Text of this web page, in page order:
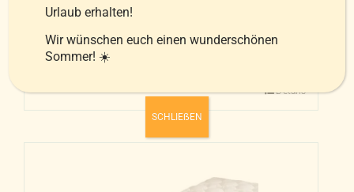
inkl. MwSt.
zzgl.Versandkosten
Dieses
Produkt
Details
Urlaub erhalten!
Wir wünschen euch einen wunderschönen
Sommer! ☀️
SCHLIEẞEN